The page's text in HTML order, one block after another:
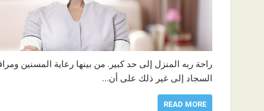
راحة ربه المنزل إلى حد كبير. من بينها رعاية المسنين
السجاد إلى غير ذلك على أن…
READ MORE